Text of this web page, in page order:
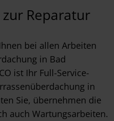
Reparatur
bei allen Arbeiten
in Bad
ist Ihr Full-Service-
in
Sie, übernehmen die
auch Wartungsarbeiten.